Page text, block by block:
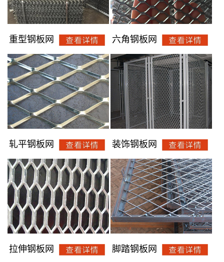
重型钢板网 六角钢板网
轧平钢板网 装饰钢板网
拉伸钢板网 脚踏钢板网